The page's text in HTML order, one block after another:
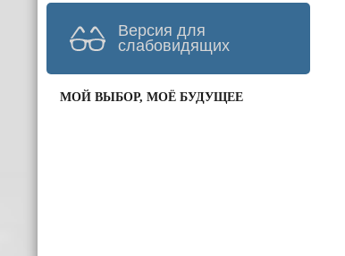
Версия для
слабовидящих
МОЙ ВЫБОР, МОЁ БУДУЩЕЕ